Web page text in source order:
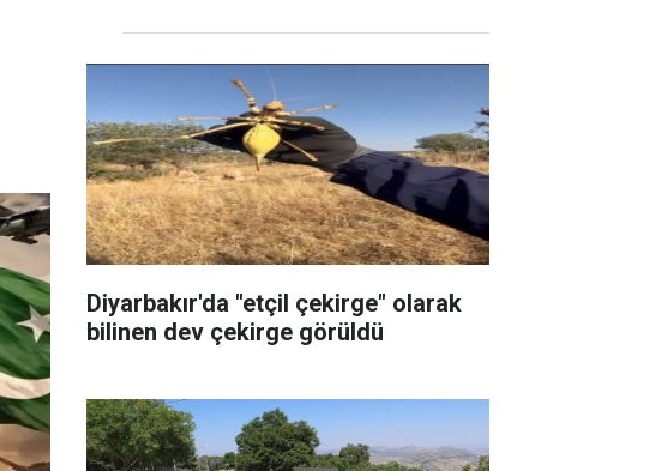
Diyarbakır'da "etçil çekirge" olarak
bilinen dev çekirge görüldü